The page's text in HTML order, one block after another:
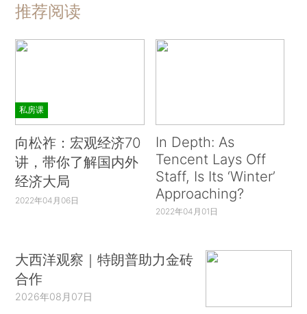
推荐阅读
私房课
向松祚：宏观经济70
讲，带你了解国内外
经济大局
2022年04月06日
In Depth: As
Tencent Lays Off
Staff, Is Its ‘Winter’
Approaching?
2022年04月01日
大西洋观察｜特朗普助力金砖
合作
2026年08月07日